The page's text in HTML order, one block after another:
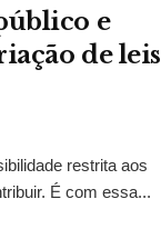
e
de leis
restrita aos
É com essa...